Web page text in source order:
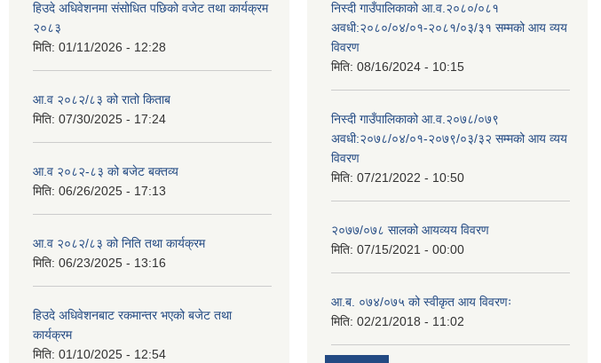
हिउदे अधिवेशनमा संसोधित पछिको वजेट तथा कार्यक्रम
२०८३
मिति: 01/11/2026 - 12:28
आ.व २०८२/८३ को रातो किताब
मिति: 07/30/2025 - 17:24
आ.व २०८२-८३ को बजेट बक्तव्य
मिति: 06/26/2025 - 17:13
आ.व २०८२/८३ को निति तथा कार्यक्रम
मिति: 06/23/2025 - 13:16
हिउदे अधिवेशनबाट रकमान्तर भएको बजेट तथा
कार्यक्रम
मिति: 01/10/2025 - 12:54
निस्दी गाउँपालिकाको आ.व.२०८०/०८१
अवधी:२०८०/०४/०१-२०८१/०३/३१ सम्मको आय व्यय
विवरण
मिति: 08/16/2024 - 10:15
निस्दी गाउँपालिकाको आ.व.२०७८/०७९
अवधी:२०७८/०४/०१-२०७९/०३/३२ सम्मको आय व्यय
विवरण
मिति: 07/21/2022 - 10:50
२०७७/०७८ सालको आयव्यय विवरण
मिति: 07/15/2021 - 00:00
आ.ब. ०७४/०७५ को स्वीकृत आय विवरणः
मिति: 02/21/2018 - 11:02